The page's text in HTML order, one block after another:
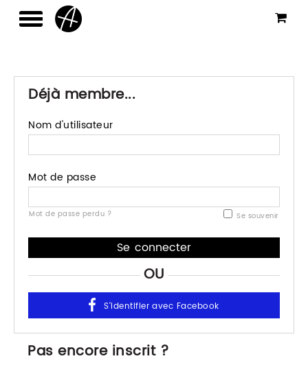
Déjà membre...
Nom d'utilisateur
Mot de passe
Mot de passe perdu ? Se souvenir
OU
Pas encore inscrit ?